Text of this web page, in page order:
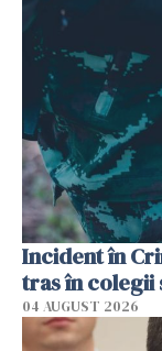
Incident în
tras în colegii
04 AUGUST 2026